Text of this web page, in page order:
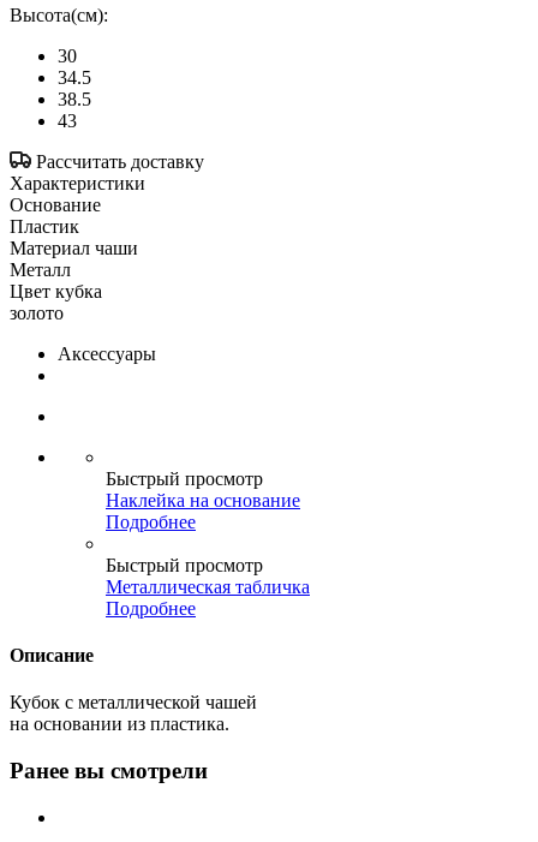
Высота(см):
30
34.5
38.5
43
Рассчитать доставку
Характеристики
Основание
Пластик
Материал чаши
Металл
Цвет кубка
золото
Аксессуары
Быстрый просмотр
Наклейка на основание
Подробнее
Быстрый просмотр
Металлическая табличка
Подробнее
Описание
Кубок с металлической чашей
на основании из пластика.
Ранее вы смотрели